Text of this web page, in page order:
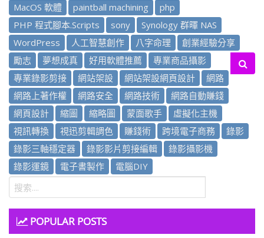
MacOS 軟體
paintball machining
php
PHP 程式腳本.Scripts
sony
Synology 群暉 NAS
WordPress
人工智慧創作 八字命理
創業經驗分享
勵志
夢想成真 好用軟體推薦
專業商品攝影
專業錄影剪接
網站架設 網站架設網頁設計
網路
網路上著作權
網路安全 網路技術
網路自動賺錢
網頁設計
縮圖 縮略圖 蒙面歌手
虛擬化主機
視訊轉換
視迅剪輯調色 賺錢術 跨境電子商務
錄影
錄影三軸穩定器
錄影影片剪接編輯
錄影攝影機
錄影運鏡
電子書製作 電腦DIY
POPULAR POSTS